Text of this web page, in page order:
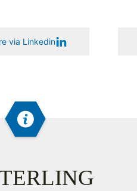
via Linkedin